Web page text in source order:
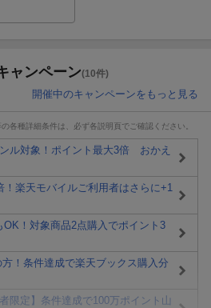
ャンペーン(10件)
開催中のキャンペーンをもっと見る
各種詳細条件は、必ず各説明頁でご確認ください。
ンル対象！ポイント最大3倍 おかえ
！楽天モバイルご利用者はさらに+1
OK！対象商品2点購入でポイント3
方！条件達成で楽天ブックス購入分
限定】条件達成で100万ポイント山